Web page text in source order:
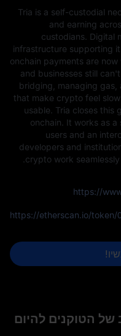
Tria is a self-custodial
and earning
custodians. Digital
infrastructure supporting
onchain payments are
and businesses still
bridging, managing
that make crypto feel
usable. Tria closes this
onchain. It works as
users and an
developers and
crypto work
https://
הטוקנים להיום